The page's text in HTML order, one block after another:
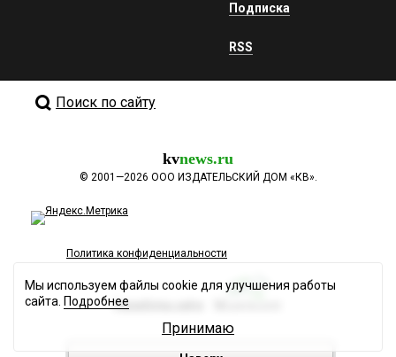
Подписка
RSS
Поиск по сайту
kvnews.ru
© 2001—2026 ООО ИЗДАТЕЛЬСКИЙ ДОМ «КВ».
Политика конфиденциальности
Разработка сайта
Мы используем файлы cookie для улучшения работы
сайта. Подробнее
Принимаю